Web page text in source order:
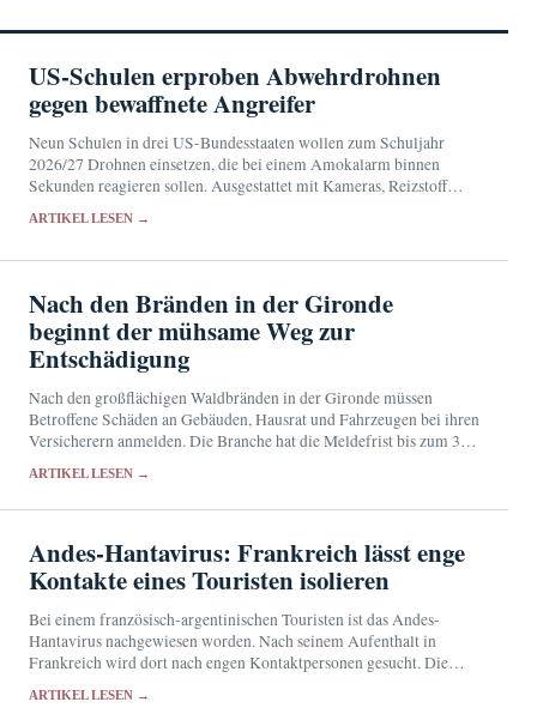
US-Schulen erproben Abwehrdrohnen
gegen bewaffnete Angreifer
Neun Schulen in drei US-Bundesstaaten wollen zum Schuljahr
2026/27 Drohnen einsetzen, die bei einem Amokalarm binnen
Sekunden reagieren sollen. Ausgestattet mit Kameras, Reizstoff
Polizei…
ARTIKEL LESEN →
Nach den Bränden in der Gironde
beginnt der mühsame Weg zur
Entschädigung
Nach den großflächigen Waldbränden in der Gironde müssen
Betroffene Schäden an Gebäuden, Hausrat und Fahrzeugen bei ihren
Versicherern anmelden. Die Branche hat die Meldefrist bis zum 31.
ARTIKEL LESEN →
Andes-Hantavirus: Frankreich lässt enge
Kontakte eines Touristen isolieren
Bei einem französisch-argentinischen Touristen ist das Andes-
Hantavirus nachgewiesen worden. Nach seinem Aufenthalt in
Frankreich wird dort nach engen Kontaktpersonen gesucht. Die
ARTIKEL LESEN →